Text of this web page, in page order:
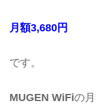
月額3,680円
です。
MUGEN WiFiの